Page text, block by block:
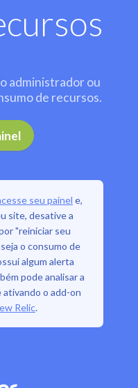
administrador ou
de recursos.
.
seu painel e,
site, desative a
"reiniciar seu
o consumo de
algum alerta
pode analisar a
o add-on
Relic.